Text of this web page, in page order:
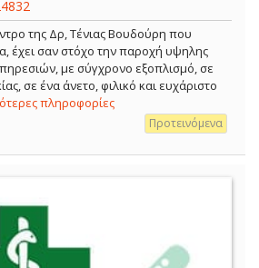
της Δρ, Τένιας Βουδούρη που
έχει σαν στόχο την παροχή υψηλης
με σύγχρονο εξοπλισμό, σε
σε ένα άνετο, φιλικό και ευχάριστο
πληροφορίες
Προτεινόμενα